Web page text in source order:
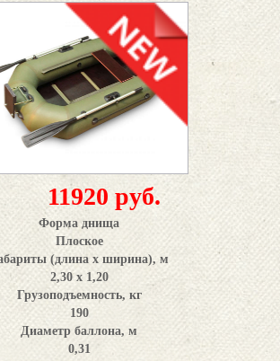
11920 руб.
Форма днища
Плоское
(длина x ширина), м
2,30 х 1,20
Грузоподъемность, кг
190
Диаметр баллона, м
0,31